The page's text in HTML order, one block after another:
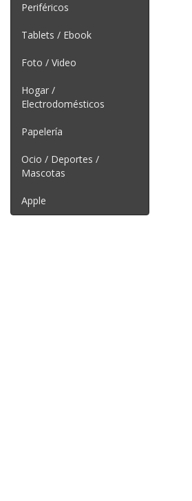
Periféricos
Tablets / Ebook
Foto / Video
Hogar /
Electrodomésticos
Papelería
Ocio / Deportes /
Mascotas
Apple